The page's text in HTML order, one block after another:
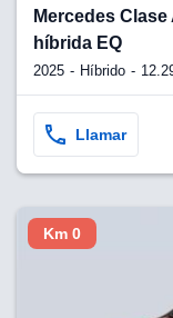
Mercedes
híbrida EQ
2025 Híbrido
Llamar
Km 0